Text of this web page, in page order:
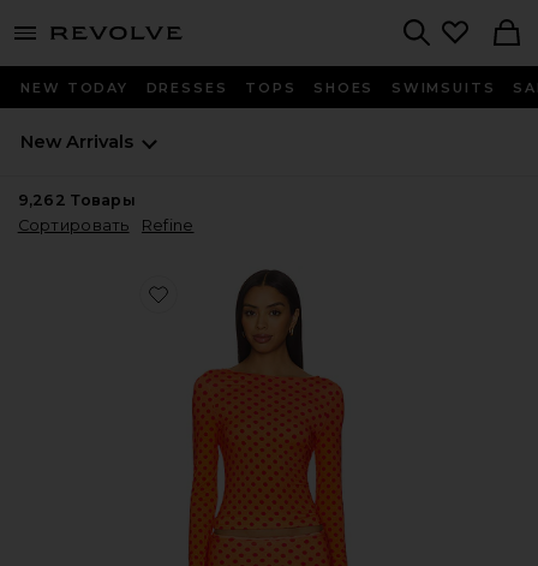
menu - shows more content
NEW TODAY DRESSES TOPS SHOES SWIMSUITS
New Arrivals
9,262 Товары
Сортировать
Refine
Favorite ТОП AMELIA